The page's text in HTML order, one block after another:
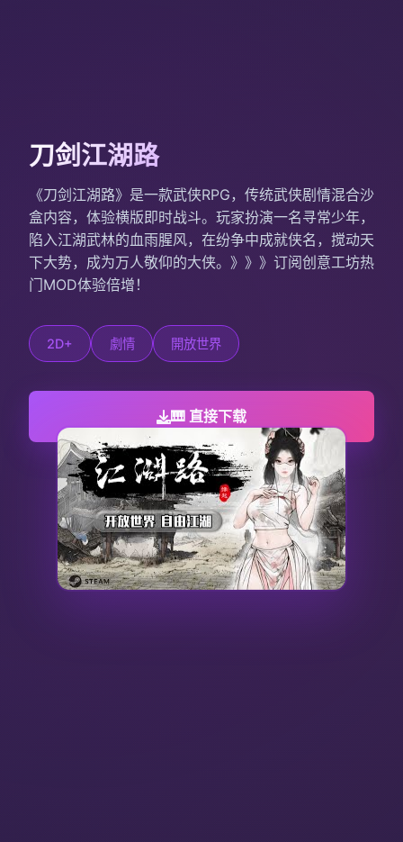
刀剑江湖路
《刀剑江湖路》是一款武侠RPG，传统武侠剧情混合沙
盒内容，体验横版即时战斗。玩家扮演一名寻常少年，
陷入江湖武林的血雨腥风，在纷争中成就侠名，搅动天
下大势，成为万人敬仰的大侠。》》》订阅创意工坊热
门MOD体验倍增！
2D+ 劇情 開放世界
🎹 直接下载